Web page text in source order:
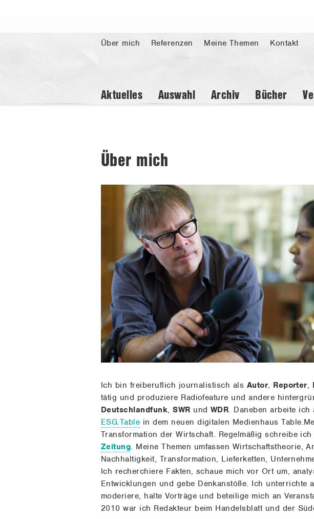
Über mich Referenzen Meine Themen Kontakt
Aktuelles Auswahl Archiv Bücher
Über mich
Ich bin freiberuflich journalistisch als Autor, Reporter,
tätig und produziere Radiofeature und andere
Deutschlandfunk, SWR undWDR. Daneben arbeite ich
ESG.Table in dem neuen digitalen Medienhaus
Transformation der Wirtschaft. Regelmäßig schreibe
Zeitung. Meine Themen umfassen Wirtschaftstheorie,
Nachhaltigkeit, Transformation, Lieferketten,
Ich recherchiere Fakten, schaue mich vor Ort um,
Entwicklungen und gebe Denkanstöße. Ich unterrichte
moderiere, halte Vorträge und beteilige mich an
2010 war ich Redakteur beim Handelsblatt und der